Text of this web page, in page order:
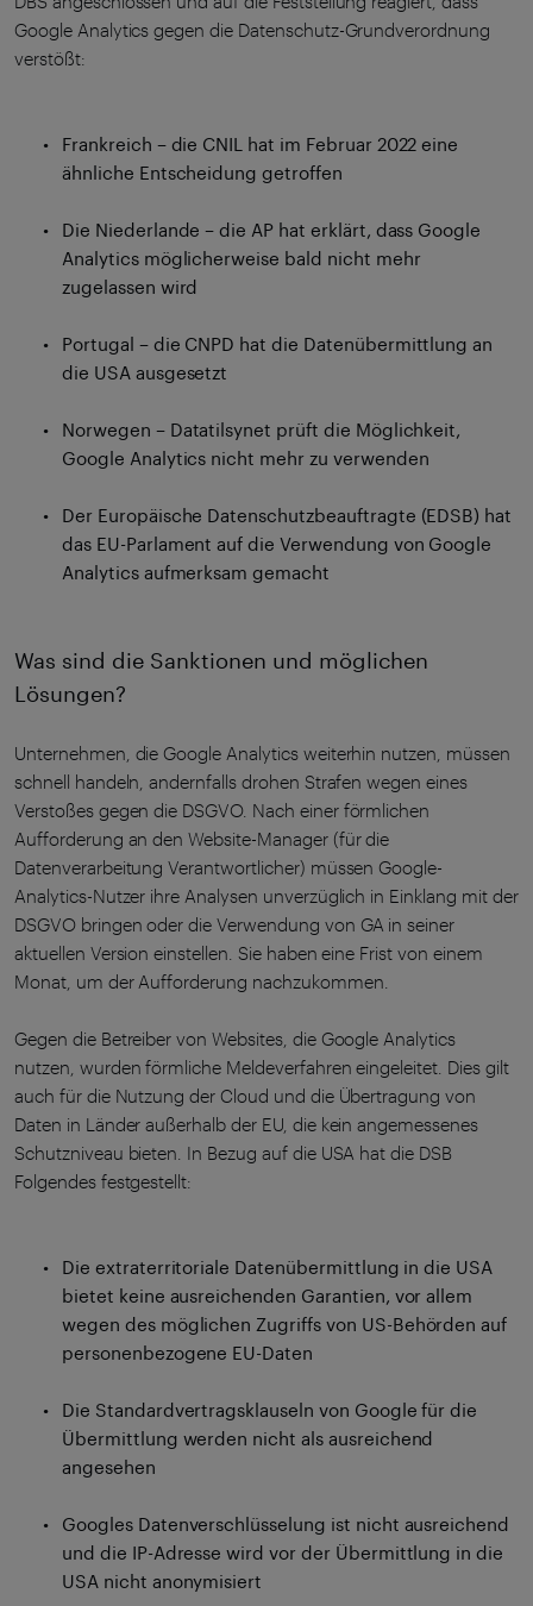
Google Analytics gegen die Datenschutz-Grundverordnung
verstößt:
Frankreich – die CNIL hat im Februar 2022 eine
ähnliche Entscheidung getroffen
Die Niederlande – die AP hat erklärt, dass Google
Analytics möglicherweise bald nicht mehr
zugelassen wird
Portugal – die CNPD hat die Datenübermittlung an
die USA ausgesetzt
Norwegen – Datatilsynet prüft die Möglichkeit,
Google Analytics nicht mehr zu verwenden
Der Europäische Datenschutzbeauftragte (EDSB) hat
das EU-Parlament auf die Verwendung von Google
Analytics aufmerksam gemacht
Was sind die Sanktionen und möglichen
Lösungen?
Unternehmen, die Google Analytics weiterhin nutzen, müssen
schnell handeln, andernfalls drohen Strafen wegen eines
Verstoßes gegen die DSGVO. Nach einer förmlichen
Aufforderung an den Website-Manager (für die
Datenverarbeitung Verantwortlicher) müssen Google-
Analytics-Nutzer ihre Analysen unverzüglich in Einklang mit der
DSGVO bringen oder die Verwendung von GA in seiner
aktuellen Version einstellen. Sie haben eine Frist von einem
Monat, um der Aufforderung nachzukommen.
Gegen die Betreiber von Websites, die Google Analytics
nutzen, wurden förmliche Meldeverfahren eingeleitet. Dies gilt
auch für die Nutzung der Cloud und die Übertragung von
Daten in Länder außerhalb der EU, die kein angemessenes
Schutzniveau bieten. In Bezug auf die USA hat die DSB
Folgendes festgestellt:
Die extraterritoriale Datenübermittlung in die USA
bietet keine ausreichenden Garantien, vor allem
wegen des möglichen Zugriffs von US-Behörden auf
personenbezogene EU-Daten
Die Standardvertragsklauseln von Google für die
Übermittlung werden nicht als ausreichend
angesehen
Googles Datenverschlüsselung ist nicht ausreichend
und die IP-Adresse wird vor der Übermittlung in die
USA nicht anonymisiert